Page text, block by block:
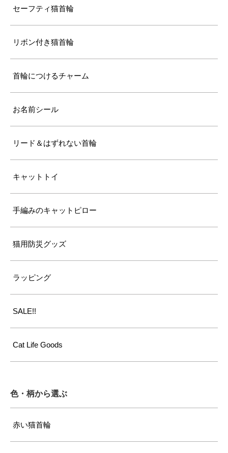
セーフティ猫首輪
リボン付き猫首輪
首輪につけるチャーム
お名前シール
リード＆はずれない首輪
キャットトイ
手編みのキャットピロー
猫用防災グッズ
ラッピング
SALE!!
Cat Life Goods
色・柄から選ぶ
赤い猫首輪